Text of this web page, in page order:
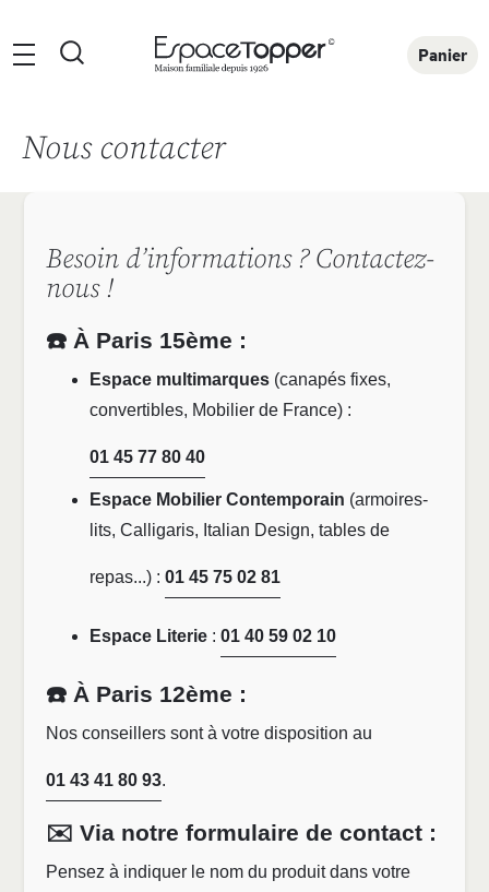
Panier
Rechercher
Nous contacter
Besoin d’informations ? Contactez-
nous !
☎️ À Paris 15ème :
Espace multimarques (canapés fixes,
convertibles, Mobilier de France) :
01 45 77 80 40
Espace Mobilier Contemporain (armoires-
lits, Calligaris, Italian Design, tables de
repas...) : 01 45 75 02 81
Espace Literie : 01 40 59 02 10
☎️ À Paris 12ème :
Nos conseillers sont à votre disposition au
01 43 41 80 93.
✉️ Via notre formulaire de contact :
Pensez à indiquer le nom du produit dans votre